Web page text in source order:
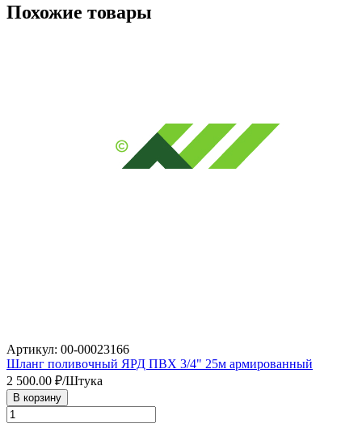
Похожие товары
Артикул: 00-00023166
Шланг поливочный ЯРД ПВХ 3/4" 25м армированный
2 500.00 ₽/Штука
В корзину